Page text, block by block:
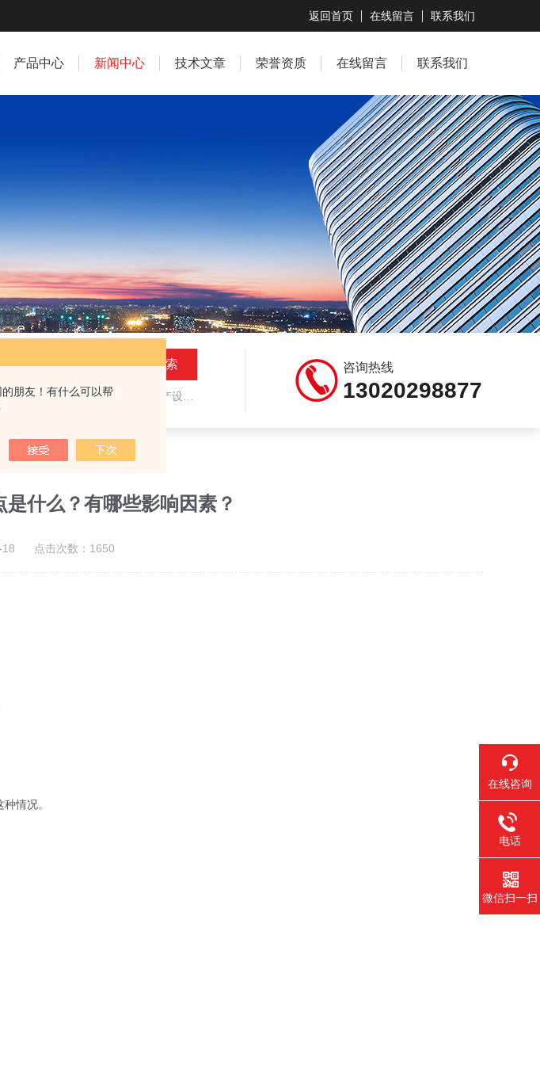
朋友！有什么可以帮
返回首页 在线留言 联系我们
产品中心 新闻中心 技术文章 荣誉资质 在线留言 联系我们
触镜）用检测仪器和生产设备，人工晶状体（IOL/ICL）用检测仪器和生产设备，眼镜产品检测仪器，水气处理环保设备
咨询热线
13020298877
什么？有哪些影响因素？
18 点击次数：1650
情况。
在线咨询
电话
微信扫一扫